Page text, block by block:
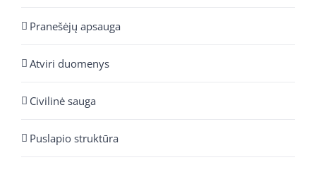
Pranešėjų apsauga
Atviri duomenys
Civilinė sauga
Puslapio struktūra